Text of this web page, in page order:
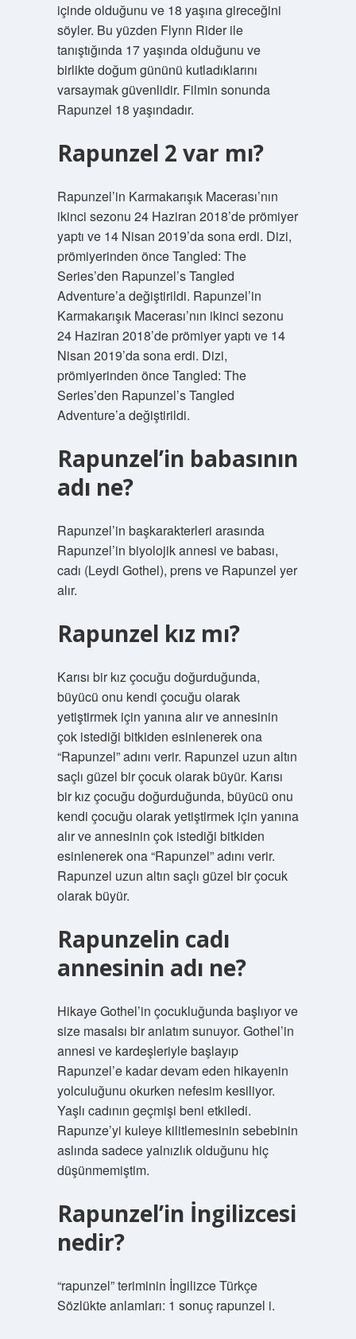
içinde olduğunu ve 18 yaşına gireceğini
söyler. Bu yüzden Flynn Rider ile
tanıştığında 17 yaşında olduğunu ve
birlikte doğum gününü kutladıklarını
varsaymak güvenlidir. Filmin sonunda
Rapunzel 18 yaşındadır.
Rapunzel 2 var mı?
Rapunzel’in Karmakarışık Macerası’nın
ikinci sezonu 24 Haziran 2018’de prömiyer
yaptı ve 14 Nisan 2019’da sona erdi. Dizi,
prömiyerinden önce Tangled: The
Series’den Rapunzel’s Tangled
Adventure’a değiştirildi. Rapunzel’in
Karmakarışık Macerası’nın ikinci sezonu
24 Haziran 2018’de prömiyer yaptı ve 14
Nisan 2019’da sona erdi. Dizi,
prömiyerinden önce Tangled: The
Series’den Rapunzel’s Tangled
Adventure’a değiştirildi.
Rapunzel’in babasının
adı ne?
Rapunzel’in başkarakterleri arasında
Rapunzel’in biyolojik annesi ve babası,
cadı (Leydi Gothel), prens ve Rapunzel yer
alır.
Rapunzel kız mı?
Karısı bir kız çocuğu doğurduğunda,
büyücü onu kendi çocuğu olarak
yetiştirmek için yanına alır ve annesinin
çok istediği bitkiden esinlenerek ona
“Rapunzel” adını verir. Rapunzel uzun altın
saçlı güzel bir çocuk olarak büyür. Karısı
bir kız çocuğu doğurduğunda, büyücü onu
kendi çocuğu olarak yetiştirmek için yanına
alır ve annesinin çok istediği bitkiden
esinlenerek ona “Rapunzel” adını verir.
Rapunzel uzun altın saçlı güzel bir çocuk
olarak büyür.
Rapunzelin cadı
annesinin adı ne?
Hikaye Gothel’in çocukluğunda başlıyor ve
size masalsı bir anlatım sunuyor. Gothel’in
annesi ve kardeşleriyle başlayıp
Rapunzel’e kadar devam eden hikayenin
yolculuğunu okurken nefesim kesiliyor.
Yaşlı cadının geçmişi beni etkiledi.
Rapunze’yi kuleye kilitlemesinin sebebinin
aslında sadece yalnızlık olduğunu hiç
düşünmemiştim.
Rapunzel’in İngilizcesi
nedir?
“rapunzel” teriminin İngilizce Türkçe
Sözlükte anlamları: 1 sonuç rapunzel i.